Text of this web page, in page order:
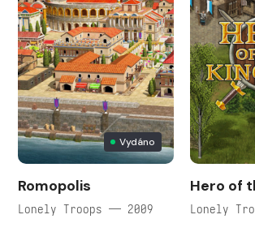
Vydáno
Romopolis
Lonely Troops — 2009
Hero of
Lonely